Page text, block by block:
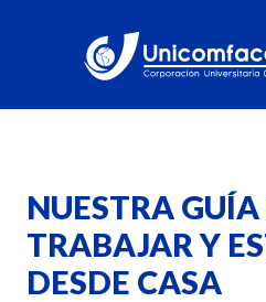
NUESTRA
TRABAJAR Y
DESDE CASA